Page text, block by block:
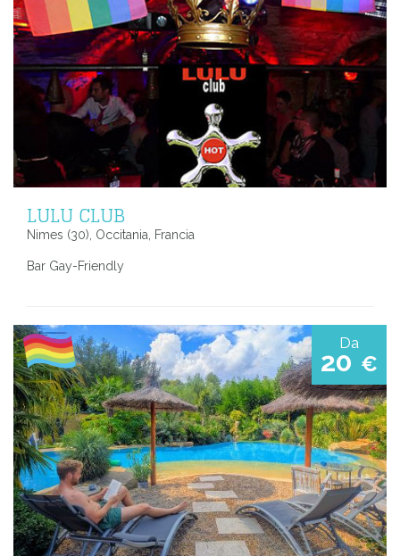
LULU CLUB
Nimes (30), Occitania, Francia
Bar Gay-Friendly
Da
20 €